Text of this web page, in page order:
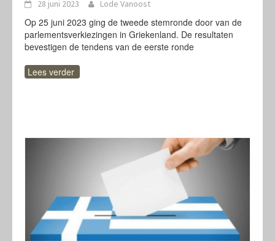
28 juni 2023 Lode Vanoost
Op 25 juni 2023 ging de tweede stemronde door van de
parlementsverkiezingen in Griekenland. De resultaten
bevestigen de tendens van de eerste ronde
Lees verder